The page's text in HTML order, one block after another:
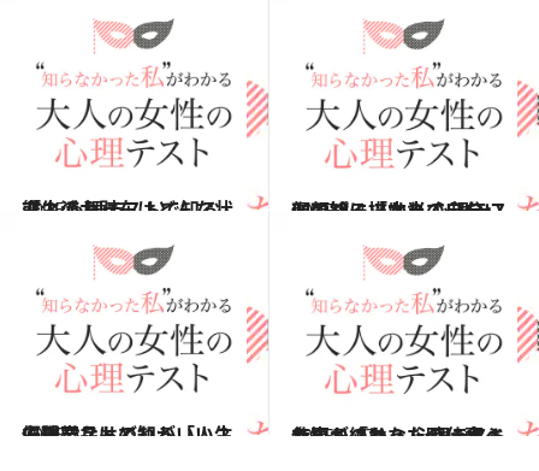
2015.5.2
恋人のお財布はどんな状態？ 心理テストで知る「生活力」
占い 2015.4.4
似顔絵に描かれていない顔のパーツは？ 心理テストで知る「本当の自分」
占い
2015.3.7
優勝賞品はどれがいい？ 心理テストで知る「人生で重要なもの」
占い 2015.1.17
仕事が終わった時に食べたいものは？ 心理テストで知る「あなたの仕事ぶり」
占い